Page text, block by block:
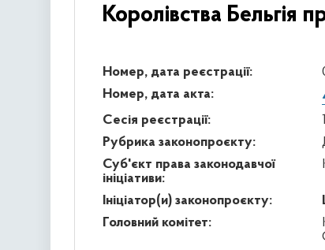
Королівства Бельгія
Номер, дата реєстрації:
Номер, дата акта:
Сесія реєстрації:
Рубрика законопроєкту:
Суб'єкт права законодавчої
ініціативи:
Ініціатор(и) законопроєкту:
Головний комітет: